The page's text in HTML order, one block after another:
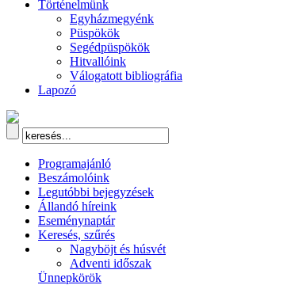
Történelmünk
Egyházmegyénk
Püspökök
Segédpüspökök
Hitvallóink
Válogatott bibliográfia
Lapozó
Programajánló
Beszámolóink
Legutóbbi bejegyzések
Állandó híreink
Eseménynaptár
Keresés, szűrés
Nagyböjt és húsvét
Adventi időszak
Ünnepkörök